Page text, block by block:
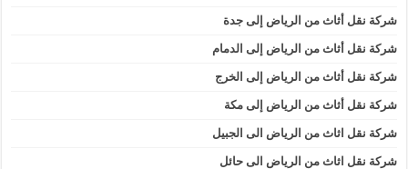
شركة نقل أثاث من الرياض إلى جدة
شركة نقل أثاث من الرياض إلى الدمام
شركة نقل أثاث من الرياض إلى الخرج
شركة نقل أثاث من الرياض إلى مكة
شركة نقل اثاث من الرياض الى الجبيل
شركة نقل اثاث من الرياض الى حائل